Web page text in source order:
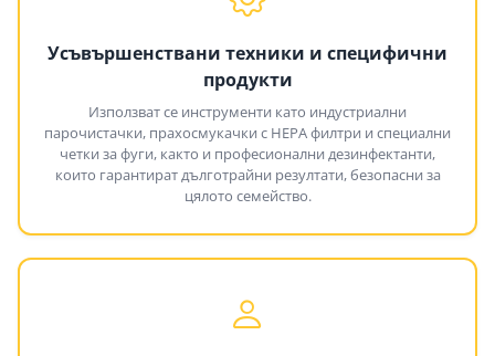
Усъвършенствани техники и специфични
продукти
Използват се инструменти като индустриални
парочистачки, прахосмукачки с HEPA филтри и специални
четки за фуги, както и професионални дезинфектанти,
които гарантират дълготрайни резултати, безопасни за
цялото семейство.